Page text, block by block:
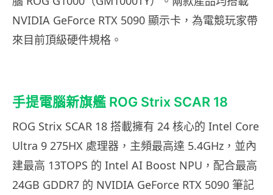
NVIDIA GeForce RTX 5090 顯示卡，為電競玩家帶
來目前頂級硬件規格。
手提電腦新旗艦 ROG Strix SCAR 18
ROG Strix SCAR 18 搭載擁有 24 核心的 Intel Core
Ultra 9 275HX 處理器，主頻最高達 5.4GHz，並內
建最高 13TOPS 的 Intel AI Boost NPU，配合最高
24GB GDDR7 的 NVIDIA GeForce RTX 5090 筆記